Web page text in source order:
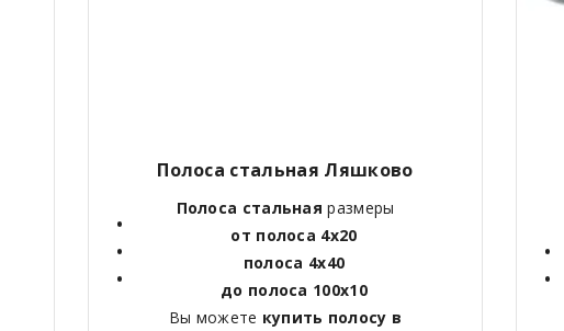
Полоса стальная Ляшково
Полоса стальная размеры
от полоса 4х20
полоса 4х40
до полоса 100х10
Вы можете купить полосу в